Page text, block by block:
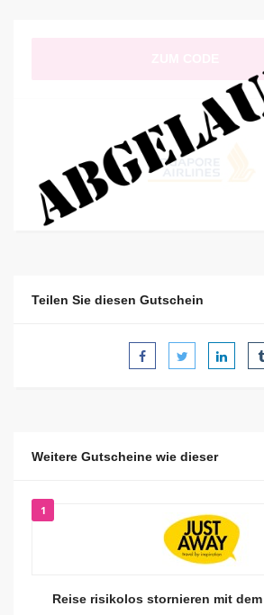
Teilen Sie diesen Gutschein
Weitere Gutscheine wie dieser
1
Reise risikolos stornieren mit